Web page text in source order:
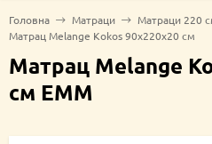
Головна Матраци Матраци 220
Матрац Melange Kokos 90х220х20 см
Матрац Melange
см EMM